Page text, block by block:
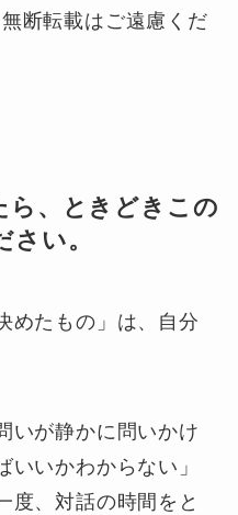
断転載はご遠慮くだ
ら、ときどきこの
い。
めたもの」は、自分
いが静かに問いかけ
いいかわからない」
度、対話の時間をと